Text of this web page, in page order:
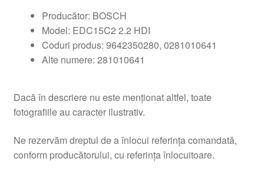
Producător: BOSCH
Model: EDC15C2 2.2 HDI
Coduri produs: 9642350280, 0281010641
Alte numere: 281010641
Dacă în descriere nu este menționat altfel, toate
fotografiile au caracter ilustrativ.
Ne rezervăm dreptul de a înlocui referința comandată,
conform producătorului, cu referința înlocuitoare.